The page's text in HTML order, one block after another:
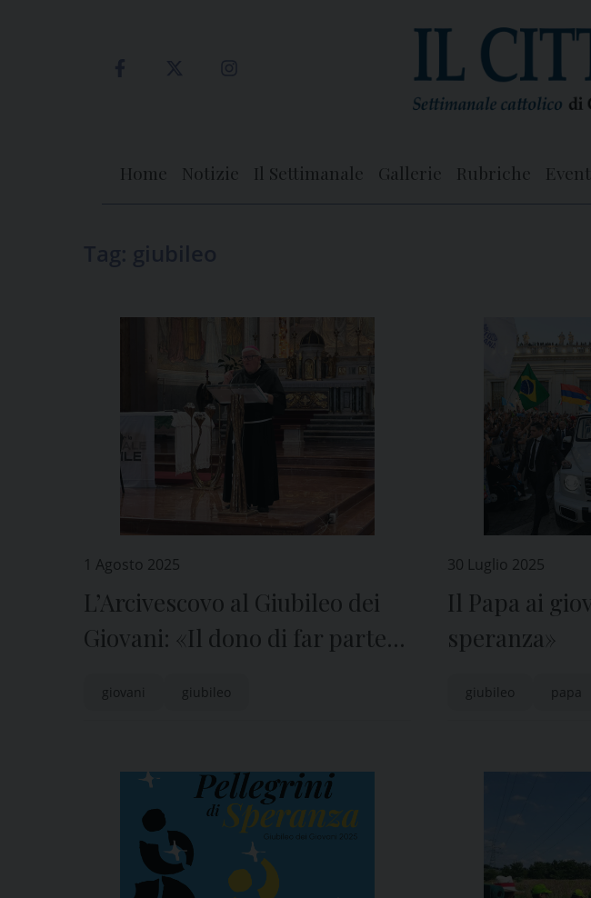
Home Notizie Il Settimanale Gallerie Rubriche
1 Agosto 2025
L’Arcivescovo al Giubileo dei
Giovani: «Il dono di far parte
giovani giubileo
30 Luglio 2025
Il Papa ai
speranza»
giubileo papa